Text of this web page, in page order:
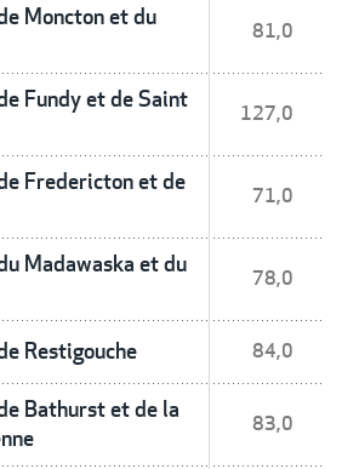
Moncton et du
81,0
Fundy et de Saint
127,0
Fredericton et de
71,0
Madawaska et du
78,0
Restigouche 84,0
Bathurst et de la
83,0